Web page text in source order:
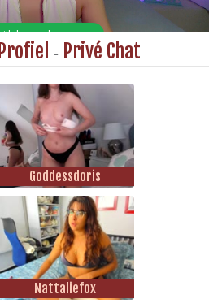
Profiel - Privé Chat
Goddessdoris
Nattaliefox